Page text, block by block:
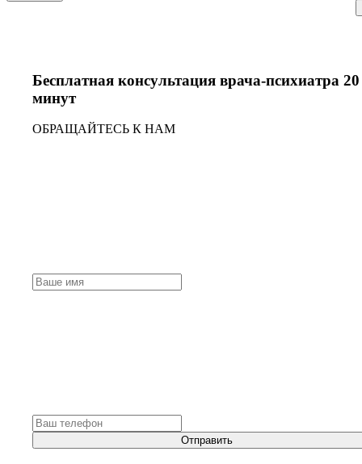
Бесплатная консультация врача-психиатра 20
минут
ОБРАЩАЙТЕСЬ К НАМ
Отправить